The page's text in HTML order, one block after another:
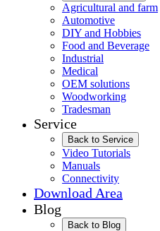
Agricultural and farm
Automotive
DIY and Hobbies
Food and Beverage
Industrial
Medical
OEM solutions
Woodworking
Tradesman
Service
Back to Service
Video Tutorials
Manuals
Connectivity
Download Area
Blog
Back to Blog